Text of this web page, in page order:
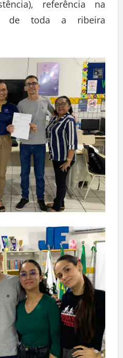
referência na
de toda a ribeira